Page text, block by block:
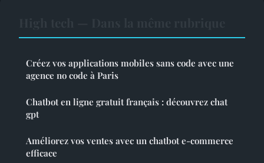
Créez vos applications mobiles sans code avec une
agence no code à Paris
Chatbot en ligne gratuit français : découvrez chat
gpt
Améliorez vos ventes avec un chatbot e-commerce
efficace